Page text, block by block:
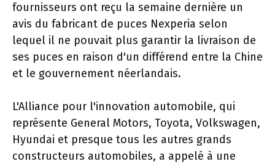
fournisseurs ont reçu la semaine dernière un
avis du fabricant de puces Nexperia selon
lequel il ne pouvait plus garantir la livraison de
ses puces en raison d'un différend entre la Chine
et le gouvernement néerlandais.
L'Alliance pour l'innovation automobile, qui
représente General Motors, Toyota, Volkswagen,
Hyundai et presque tous les autres grands
constructeurs automobiles, a appelé à une